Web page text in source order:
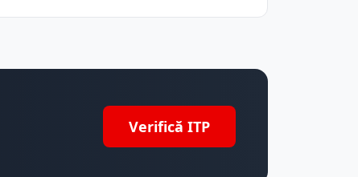
Verifică ITP